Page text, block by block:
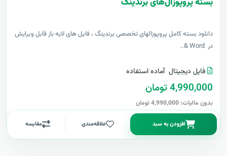
بسته پروپوزال‌های برندینگ
دانلود بسته کامل پروپوزالهای تخصصی برندینگ ، فایل های لایه باز قابل ویرایش
در Word &..
فایل دیجیتال آماده استفاده
4,990,000 تومان
بدون مالیات: 4,990,000 تومان
افزودن به سبد علاقه‌مندی مقایسه